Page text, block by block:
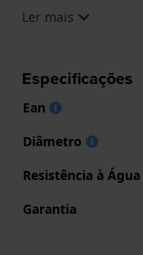
O relógio é
.
Ler mais
Especificações
Ean
Diâmetro
Resistência à Água
Garantia